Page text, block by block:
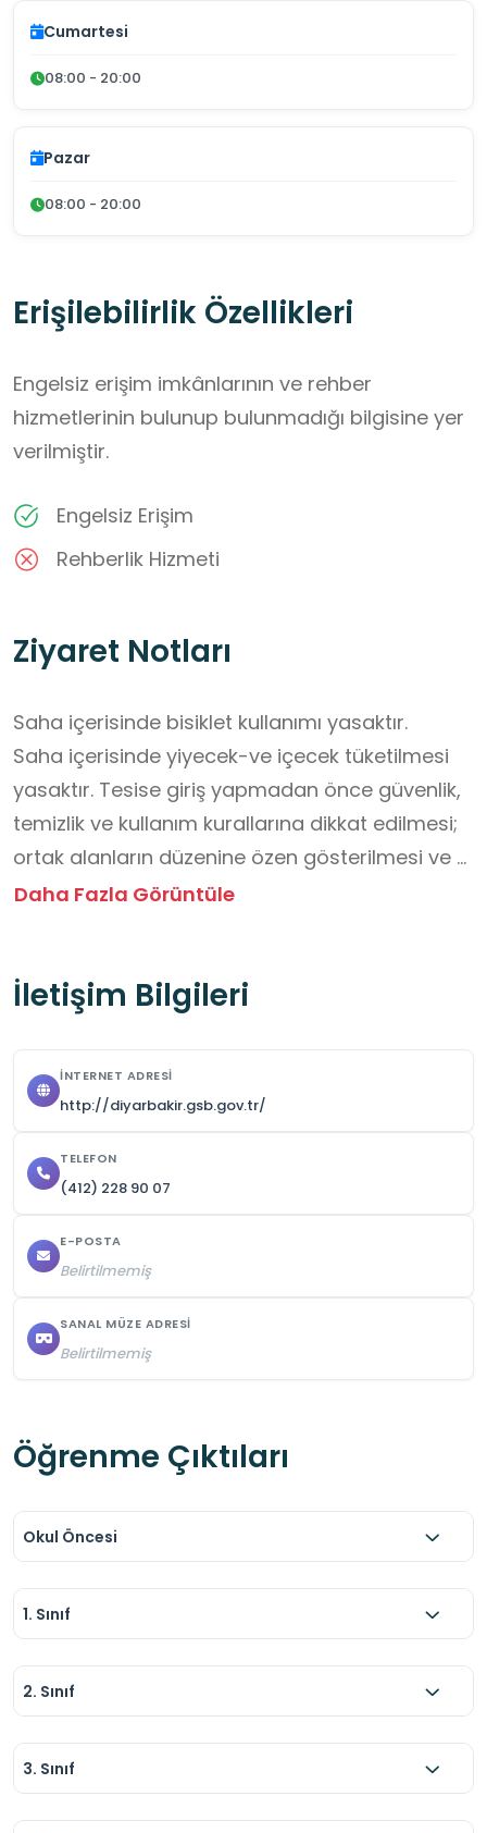
Cumartesi
08:00 - 20:00
Pazar
08:00 - 20:00
Erişilebilirlik Özellikleri
Engelsiz erişim imkânlarının ve rehber
hizmetlerinin bulunup bulunmadığı bilgisine yer
verilmiştir.
Engelsiz Erişim
Rehberlik Hizmeti
Ziyaret Notları
Saha içerisinde bisiklet kullanımı yasaktır.
​Saha içerisinde yiyecek-ve içecek tüketilmesi
yasaktır. Tesise giriş yapmadan önce güvenlik,
temizlik ve kullanım kurallarına dikkat edilmesi;
ortak alanların düzenine özen gösterilmesi ve
yetkililerin yönlendirmelerine uyulması
Daha Fazla Görüntüle
İletişim Bilgileri
İNTERNET ADRESI
http://diyarbakir.gsb.gov.tr/
TELEFON
(412) 228 90 07
E-POSTA
Belirtilmemiş
SANAL MÜZE ADRESI
Belirtilmemiş
Öğrenme Çıktıları
Okul Öncesi
1. Sınıf
2. Sınıf
3. Sınıf